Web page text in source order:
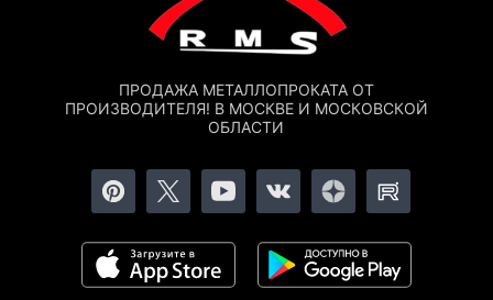
ПРОДАЖА МЕТАЛЛОПРОКАТА ОТ
ПРОИЗВОДИТЕЛЯ! В МОСКВЕ И МОСКОВСКОЙ
ОБЛАСТИ